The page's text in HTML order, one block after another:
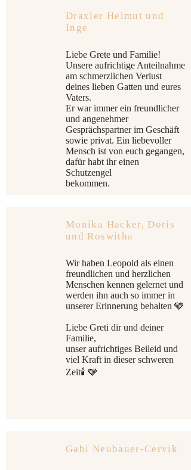
Draxler Helmut und
Inge
Liebe Grete und Familie!
Unsere aufrichtige Anteilnahme
am schmerzlichen Verlust
deines lieben Gatten und eures
Vaters.
Er war immer ein freundlicher
und angenehmer
Gesprächspartner im Geschäft
sowie privat. Ein liebevoller
Mensch ist von euch gegangen,
dafür habt ihr einen
Schutzengel
bekommen.
Monika Hacker, Doris
und Roswitha
Wir haben Leopold als einen
freundlichen und herzlichen
Menschen kennen gelernet und
werden ihn auch so immer in
unserer Erinnerung behalten 🩶
Liebe Greti dir und deiner
Familie,
unser aufrichtiges Beileid und
viel Kraft in dieser schweren
Zeit🕯 🩶
Gabi Neubauer-Cervik